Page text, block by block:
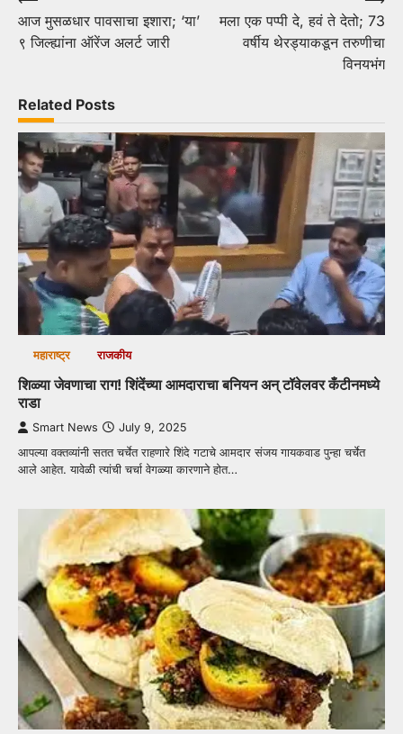
navigation
आज मुसळधार पावसाचा इशारा; ‘या’
९ जिल्ह्यांना ऑरेंज अलर्ट जारी
मला एक पप्पी दे, हवं ते देतो; 73
वर्षीय थेरड्याकडून तरुणीचा
विनयभंग
Related Posts
महाराष्ट्र राजकीय
शिळ्या जेवणाचा राग! शिंदेंच्या आमदाराचा बनियन अन् टॉवेलवर कँटीनमध्ये
राडा
Smart News July 9, 2025
आपल्या वक्तव्यांनी सतत चर्चेत राहणारे शिंदे गटाचे आमदार संजय गायकवाड पुन्हा चर्चेत
आले आहेत. यावेळी त्यांची चर्चा वेगळ्या कारणाने होत…